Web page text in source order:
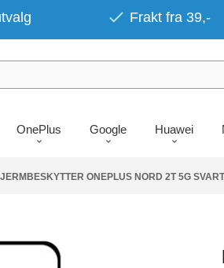
Frakt fra 39,-
OnePlus Google Huawei
ONEPLUS NORD 2T 5G